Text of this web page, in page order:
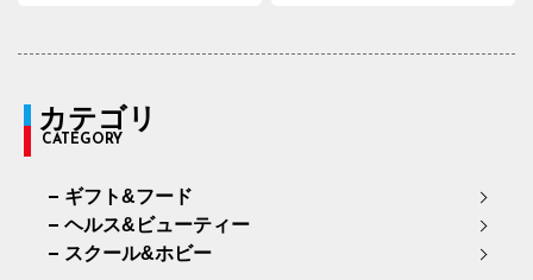
カテゴリ
CATEGORY
ギフト&フード
ヘルス&ビューティー
スクール&ホビー